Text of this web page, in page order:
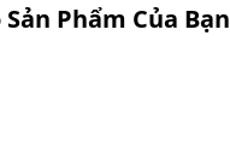
Phẩm Của Bạn